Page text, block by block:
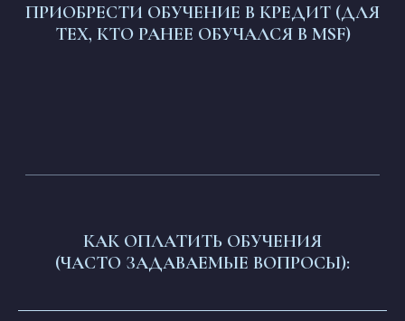
ПРИОБРЕСТИ ОБУЧЕНИЕ В КРЕДИТ (ДЛЯ
ТЕХ, КТО РАНЕЕ ОБУЧАЛСЯ В MSF)
КАК ОПЛАТИТЬ ОБУЧЕНИЯ
(ЧАСТО ЗАДАВАЕМЫЕ ВОПРОСЫ):
Если у Вас возникли вопросы или нужна